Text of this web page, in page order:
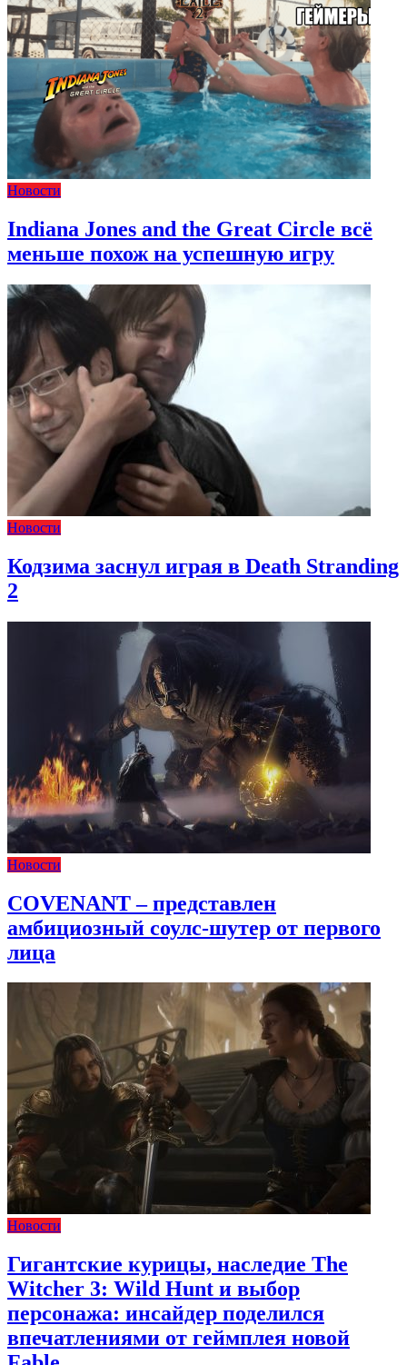
Новости
Indiana Jones and the Great Circle всё
меньше похож на успешную игру
Новости
Кодзима заснул играя в Death Stranding
2
Новости
COVENANT – представлен
амбициозный соулс-шутер от первого
лица
Новости
Гигантские курицы, наследие The
Witcher 3: Wild Hunt и выбор
персонажа: инсайдер поделился
впечатлениями от геймплея новой